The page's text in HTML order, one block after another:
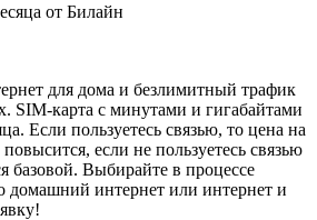
от Билайн
для дома и безлимитный трафик
SIM-карта с минутами и гигабайтами
Если пользуетесь связью, то цена на
если не пользуетесь связью
базовой. Выбирайте в процессе
домашний интернет или интернет и